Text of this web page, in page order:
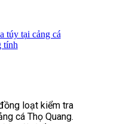
túy tại cảng cá
tính
loạt kiểm tra
cá Thọ Quang.